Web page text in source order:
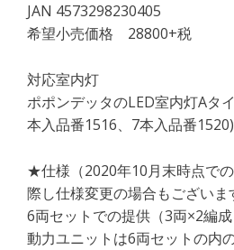
JAN 4573298230405
希望小売価格 28800+税​
対応室内灯
ポポンデッタのLED室内灯Aタ
本入品番1516、7本入品番1520)
★仕様（2020年10月末時点で
際し仕様変更の場合もございま
6両セットでの提供（3両×2編成
動力ユニットは6両セットの内